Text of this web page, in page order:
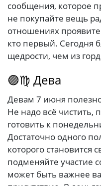
сообщения, которое
не покупайте вещь
отношениях
кто первый. Сегодня
щедрости, чем из
🟣♍ Дева
Девам 7 июня
Не надо всё чистить,
готовить к
Достаточно одного
которого становится
подменяйте участие
может быть важнее